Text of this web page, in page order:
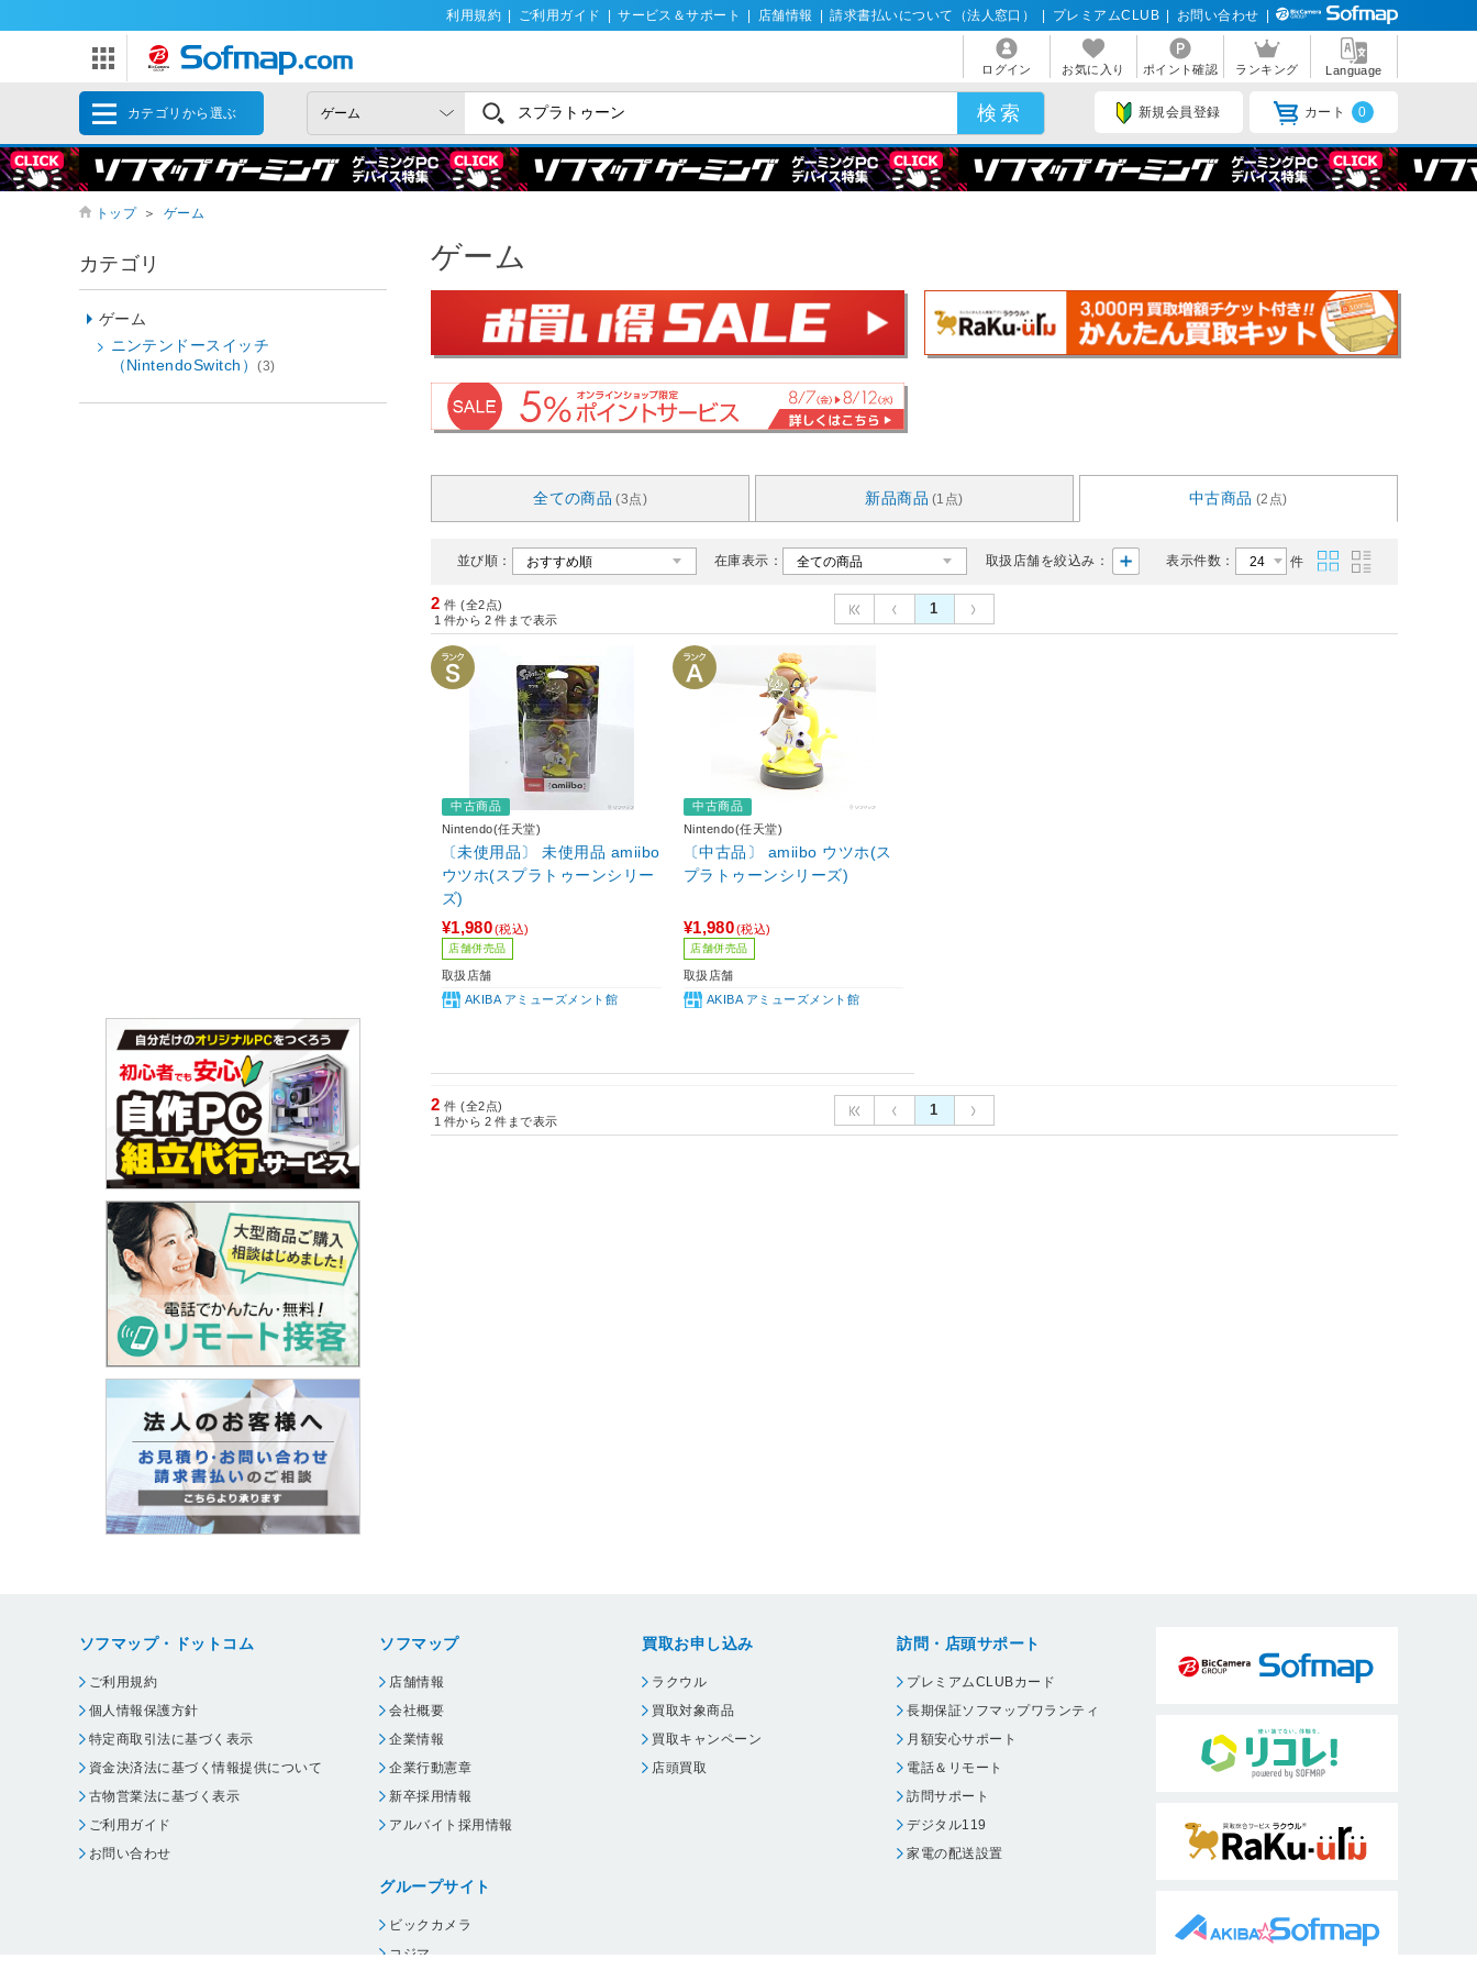
利用規約 ご利用ガイド サービス＆サポート 店舗情報 請求書払いについて（法人窓口） プレミアムCLUB お問い合わせ
ログイン お気に入り ポイント確認 ランキング Language
カテゴリから選ぶ 新規会員登録 カート 0
トップ ＞ ゲーム
ゲーム
全ての商品 (3点) 新品商品 (1点) 中古商品 (2点)
並び順： 在庫表示： 表示件数： 件
取扱店舗を絞込み：
2 件 (全2点)
1 件から 2 件まで表示
1
中古商品
Nintendo(任天堂)
〔未使用品〕 未使用品 amiibo
ウツホ(スプラトゥーンシリー
ズ)
¥1,980(税込)
店舗併売品
取扱店舗
AKIBA アミューズメント館
中古商品
Nintendo(任天堂)
〔中古品〕 amiibo ウツホ(ス
プラトゥーンシリーズ)
¥1,980(税込)
店舗併売品
取扱店舗
AKIBA アミューズメント館
2 件 (全2点)
1 件から 2 件まで表示
1
カテゴリ
ゲーム
ニンテンドースイッチ
（NintendoSwitch）(3)
ソフマップ・ドットコム
ご利用規約
個人情報保護方針
特定商取引法に基づく表示
資金決済法に基づく情報提供について
古物営業法に基づく表示
ご利用ガイド
お問い合わせ
ソフマップ
店舗情報
会社概要
企業情報
企業行動憲章
新卒採用情報
アルバイト採用情報
グループサイト
ビックカメラ
コジマ
買取お申し込み
ラクウル
買取対象商品
買取キャンペーン
店頭買取
訪問・店頭サポート
プレミアムCLUBカード
長期保証ソフマップワランティ
月額安心サポート
電話＆リモート
訪問サポート
デジタル119
家電の配送設置